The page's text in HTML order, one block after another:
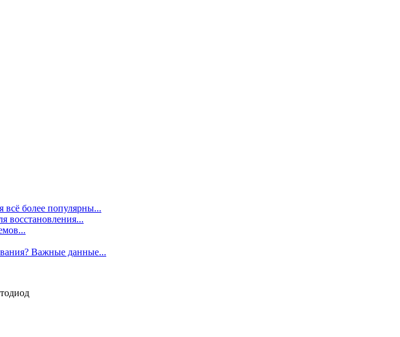
всё более популярны...
восстановления...
Важные данные...